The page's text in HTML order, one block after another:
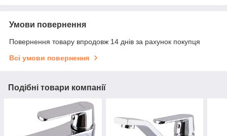
Умови повернення
Повернення товару впродовж 14 днів за рахунок покупця
Всі умови повернення
Подібні товари компанії